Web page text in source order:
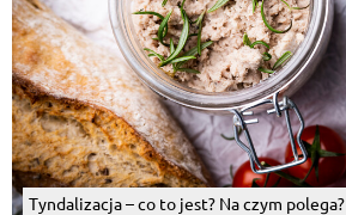
Tyndalizacja – co to jest? Na czym polega?